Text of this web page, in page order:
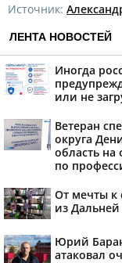
Источник:
ЛЕНТА НОВОСТЕЙ
Иногда
или не
Ветеран
округа
область
по
От мечты к
из
Юрий
атаковал